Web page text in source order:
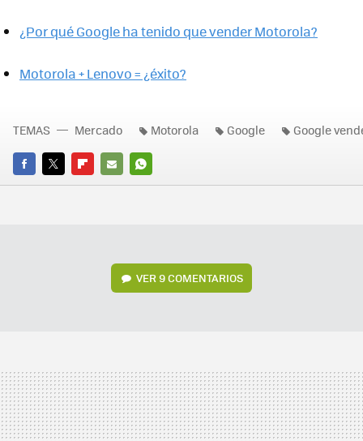
¿Por qué Google ha tenido que vender Motorola?
Motorola + Lenovo = ¿éxito?
FACEBOOK
TWITTERFLIPBOARD
E-
WHATSAPP
TEMAS Mercado Motorola Google Google
VER9 COMENTARIOS